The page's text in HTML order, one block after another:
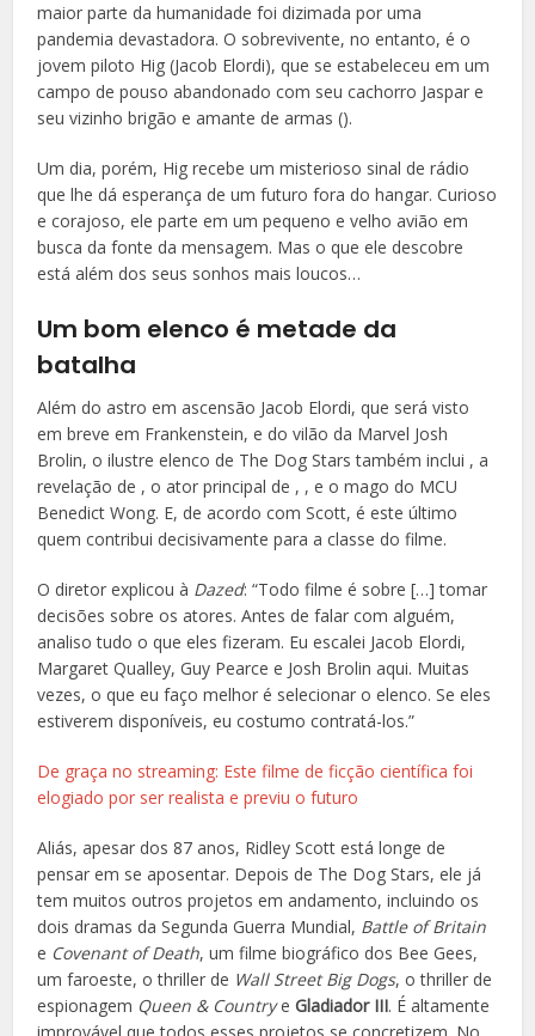
maior parte da humanidade foi dizimada por uma
pandemia devastadora. O sobrevivente, no entanto, é o
jovem piloto Hig (Jacob Elordi), que se estabeleceu em um
campo de pouso abandonado com seu cachorro Jaspar e
seu vizinho brigão e amante de armas ().
Um dia, porém, Hig recebe um misterioso sinal de rádio
que lhe dá esperança de um futuro fora do hangar. Curioso
e corajoso, ele parte em um pequeno e velho avião em
busca da fonte da mensagem. Mas o que ele descobre
está além dos seus sonhos mais loucos…
Um bom elenco é metade da
batalha
Além do astro em ascensão Jacob Elordi, que será visto
em breve em Frankenstein, e do vilão da Marvel Josh
Brolin, o ilustre elenco de The Dog Stars também inclui , a
revelação de , o ator principal de , , e o mago do MCU
Benedict Wong. E, de acordo com Scott, é este último
quem contribui decisivamente para a classe do filme.
O diretor explicou à Dazed: “Todo filme é sobre […] tomar
decisões sobre os atores. Antes de falar com alguém,
analiso tudo o que eles fizeram. Eu escalei Jacob Elordi,
Margaret Qualley, Guy Pearce e Josh Brolin aqui. Muitas
vezes, o que eu faço melhor é selecionar o elenco. Se eles
estiverem disponíveis, eu costumo contratá-los.”
De graça no streaming: Este filme de ficção científica foi
elogiado por ser realista e previu o futuro
Aliás, apesar dos 87 anos, Ridley Scott está longe de
pensar em se aposentar. Depois de The Dog Stars, ele já
tem muitos outros projetos em andamento, incluindo os
dois dramas da Segunda Guerra Mundial, Battle of Britain
e Covenant of Death, um filme biográfico dos Bee Gees,
um faroeste, o thriller de Wall Street Big Dogs, o thriller de
espionagem Queen & CountryeGladiador III. É altamente